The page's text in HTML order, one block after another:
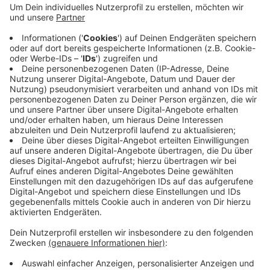
gefahren ist.
Die Polizei vermutet einen medizinischen Notfall
als Grund für dafür, dass der Mann die Kontrolle
über seinen LKW verlor.
Demnach sollen die Unfallfolgen nicht für den Tod
des 41-Jährigen verantwortlich gewesen sein.
Veröffentlicht:Dienstag, 30.07.2019 07:40
Anzeige